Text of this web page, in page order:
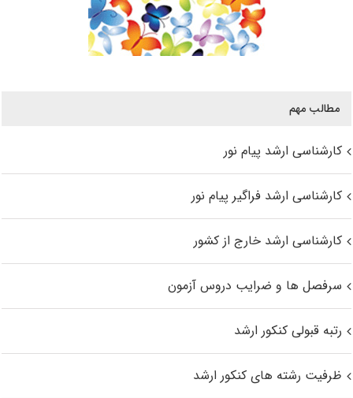
مطالب مهم
کارشناسی ارشد پیام نور
کارشناسی ارشد فراگیر پیام نور
کارشناسی ارشد خارج از کشور
سرفصل ها و ضرایب دروس آزمون
رتبه قبولی کنکور ارشد
ظرفیت رشته های کنکور ارشد